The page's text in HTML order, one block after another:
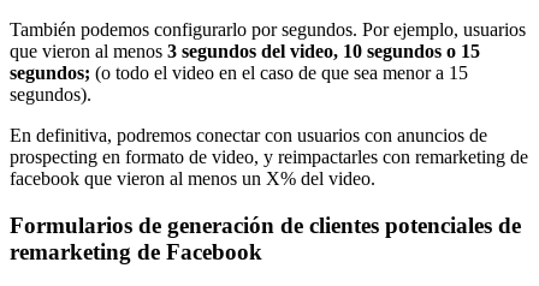
También podemos configurarlo por segundos. Por ejemplo, usuarios
que vieron al menos 3 segundos del video, 10 segundos o 15
segundos; (o todo el video en el caso de que sea menor a 15
segundos).
En definitiva, podremos conectar con usuarios con anuncios de
prospecting en formato de video, y reimpactarles con remarketing de
facebook que vieron al menos un X% del video.
Formularios de generación de clientes potenciales de
remarketing de Facebook